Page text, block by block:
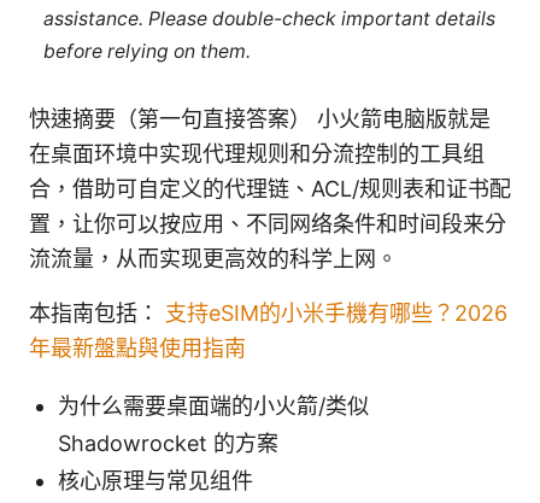
assistance. Please double-check important details
before relying on them.
快速摘要（第一句直接答案） 小火箭电脑版就是
在桌面环境中实现代理规则和分流控制的工具组
合，借助可自定义的代理链、ACL/规则表和证书配
置，让你可以按应用、不同网络条件和时间段来分
流流量，从而实现更高效的科学上网。
本指南包括： 支持eSIM的小米手機有哪些？2026
年最新盤點與使用指南
为什么需要桌面端的小火箭/类似
Shadowrocket 的方案
核心原理与常见组件